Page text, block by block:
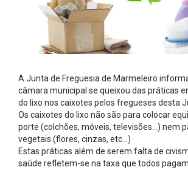
A Junta de Freguesia de Marmeleiro
câmara municipal se queixou das práticas
do lixo nos caixotes pelos fregueses desta
Os caixotes do lixo não são para colocar
porte (colchões, móveis, televisões...) nem
vegetais (flores, cinzas, etc...)
Estas práticas além de serem falta de
saúde refletem-se na taxa que todos